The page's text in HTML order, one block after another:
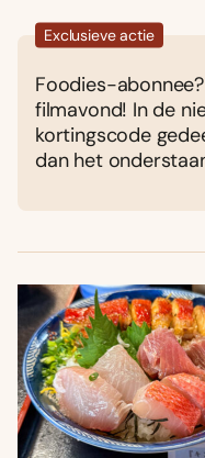
Exclusieve actie
Foodies-
filmavond! In de
kortingscode
dan het